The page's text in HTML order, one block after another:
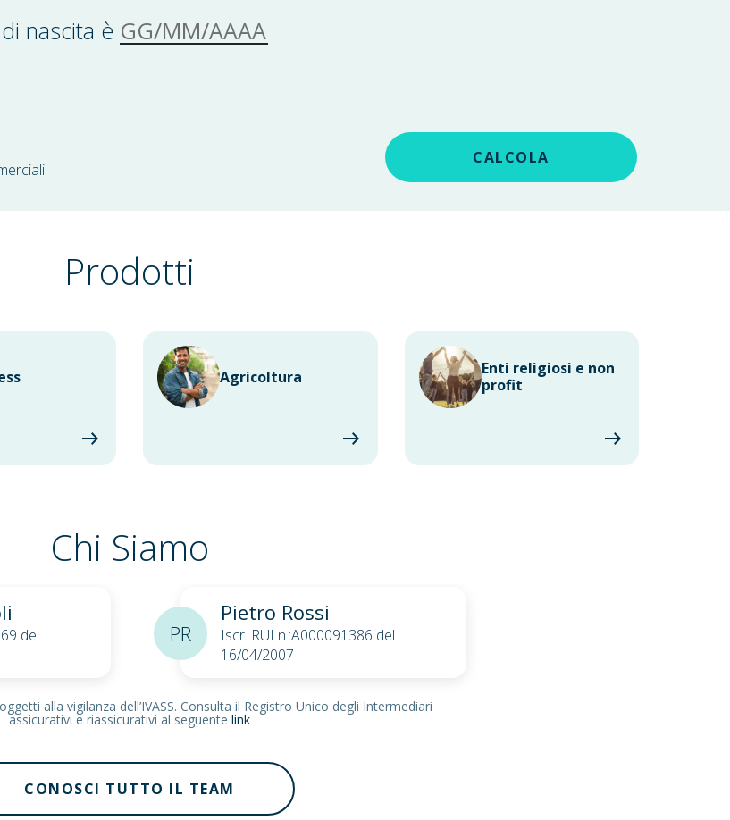
nascita èGG/MM/AAAA
CALCOLA
Prodotti
Agricoltura
Enti religiosi e non
profit
Chi Siamo
del
Pietro Rossi
Iscr. RUI n.:A000091386 del
16/04/2007
PR
alla vigilanza dell’IVASS. Consulta il Registro Unico degli Intermediari
assicurativi e riassicurativi al seguente link
CONOSCI TUTTO IL TEAM